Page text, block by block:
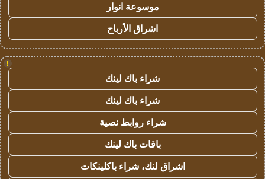
موسوعة انوار
اشراق الأرباح
!
شراء باك لينك
شراء باك لينك
شراء روابط نصية
باقات باك لينك
اشراق لنك، شراء باكلينكات